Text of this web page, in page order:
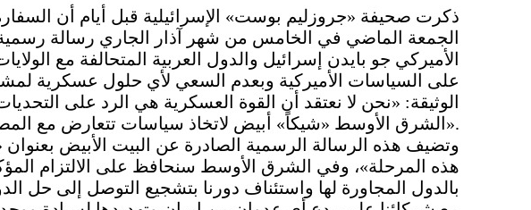
ذكرت صحيفة «جروزليم بوست» الإسرائيلية قبل أيام أن
الجمعة الماضي في الخامس من شهر آذار الجاري رسالة رسمية
الأميركي جو بايدن إسرائيل والدول العربية المتحالفة مع
على السياسات الأميركية وبعدم السعي لأي حلول عسكرية
الوثيقة: «نحن لا نعتقد أن القوة العسكرية هي الرد على
الشرق الأوسط «شيكاً» أبيض لاتخاذ سياسات تتعارض مع المصالح الأميركية».
وتضيف هذه الرسالة الرسمية الصادرة عن البيت الأبيض بعنوان
هذه المرحلة»، وفي الشرق الأوسط سنحافظ على الالتزام
بالدول المجاورة لها واستئناف دورنا بتشجيع التوصل إلى حل